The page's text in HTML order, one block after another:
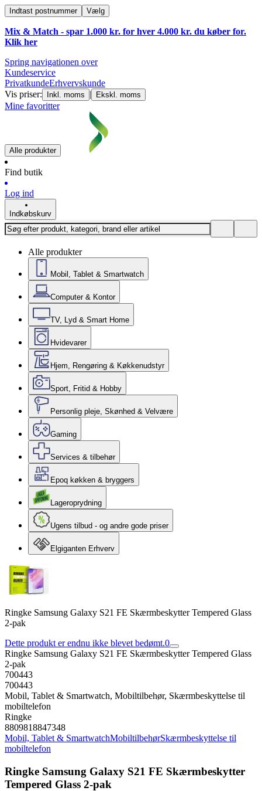
Indtast postnummer Vælg
Mix & Match - spar 1.000 kr. for hver 4.000 kr. du køber for.
Klik her
Spring navigationen over
Kundeservice
PrivatkundeErhvervskunde
Vis priser:
Inkl. moms | Ekskl. moms
Mine favoritter
Alle produkter
Find butik
Log ind
Indkøbskurv
Alle produkter
Mobil, Tablet & Smartwatch
Computer & Kontor
TV, Lyd & Smart Home
Hvidevarer
Hjem, Rengøring & Køkkenudstyr
Sport, Fritid & Hobby
Personlig pleje, Skønhed & Velvære
Gaming
Services & tilbehør
Epoq køkken & bryggers
Lageroprydning
Ugens tilbud - og andre gode priser
Elgiganten Erhverv
Ringke Samsung Galaxy S21 FE Skærmbeskytter Tempered Glass
2-pak
Dette produkt er endnu ikke blevet bedømt.0
Ringke Samsung Galaxy S21 FE Skærmbeskytter Tempered Glass
2-pak
700443
700443
Mobil, Tablet & Smartwatch, Mobiltilbehør, Skærmbeskyttelse til
mobiltelefon
Ringke
8809818847348
Mobil, Tablet & SmartwatchMobiltilbehørSkærmbeskyttelse til
mobiltelefon
Ringke Samsung Galaxy S21 FE Skærmbeskytter
Tempered Glass 2-pak